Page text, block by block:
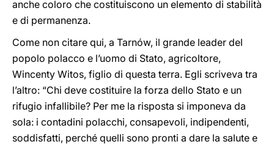
anche coloro che costituiscono un elemento di stabilità
e di permanenza.
Come non citare qui, a Tarnów, il grande leader del
popolo polacco e l’uomo di Stato, agricoltore,
Wincenty Witos, figlio di questa terra. Egli scriveva tra
l’altro: “Chi deve costituire la forza dello Stato e un
rifugio infallibile? Per me la risposta si imponeva da
sola: i contadini polacchi, consapevoli, indipendenti,
soddisfatti, perché quelli sono pronti a dare la salute e